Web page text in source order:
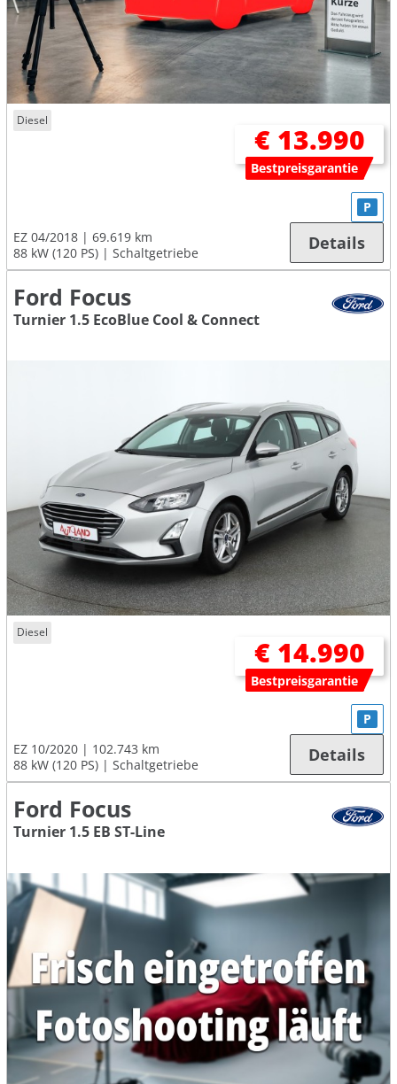
Diesel
€ 13.990
Bestpreisgarantie
EZ 04/2018
69.619 km
88 kW (120 PS)
Schaltgetriebe
P
Details
Ford Focus
Turnier 1.5 EcoBlue Cool & Connect
Diesel
€ 14.990
Bestpreisgarantie
EZ 10/2020
102.743 km
88 kW (120 PS)
Schaltgetriebe
P
Details
Ford Focus
Turnier 1.5 EB ST-Line